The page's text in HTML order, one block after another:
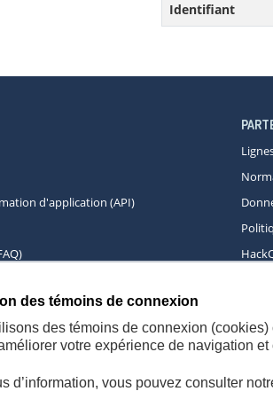
Identifiant
des témoins de connexion
des témoins de connexion
votre expérience de navigation
d’information, vous pouvez consulter
d'application (API)
À propos